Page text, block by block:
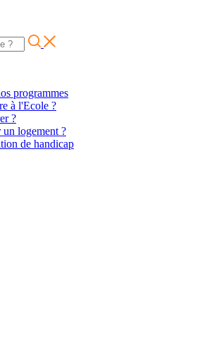
programmes
à l'Ecole ?
?
logement ?
de handicap